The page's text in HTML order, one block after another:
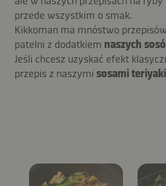
przede wszystkim o smak.
Kikkoman ma mnóstwo
patelni z dodatkiem naszych
Jeśli chcesz uzyskać efekt
przepis z naszymi sosami